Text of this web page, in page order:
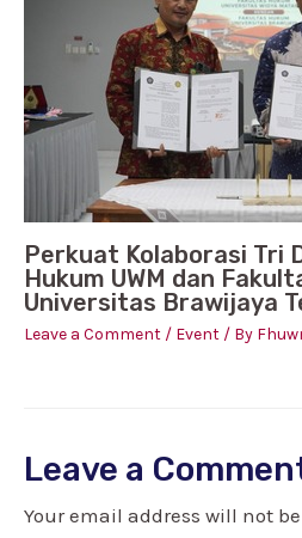
Perkuat Kolaborasi Tri
Hukum UWM dan
Universitas Brawijaya
Leave a Comment / Event / By
Leave a
Your email address will not